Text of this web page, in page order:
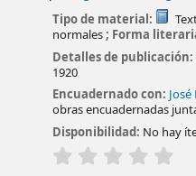
Tipo de material:
normales; Forma
Detalles de publicación:
1920
Encuadernado con:
obras encuadernadas
Disponibilidad: No hay
valoración